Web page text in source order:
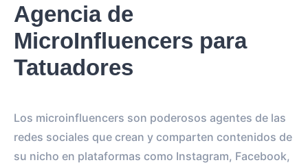
Agencia de
MicroInfluencers para
Tatuadores
Los microinfluencers son poderosos agentes de las
redes sociales que crean y comparten contenidos de
su nicho en plataformas como Instagram, Facebook,